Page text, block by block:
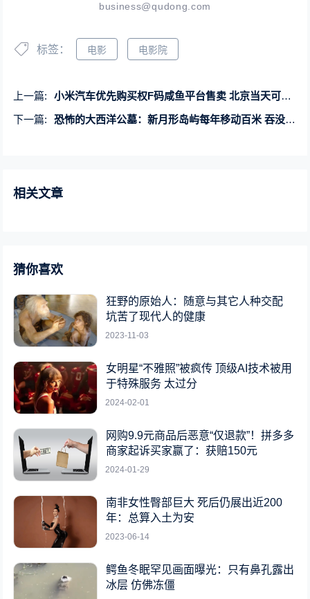
business@qudong.com
标签： 电影 电影院
上一篇:
小米汽车优先购买权F码咸鱼平台售卖 北京当天可提车：官方已辟谣没F码
下一篇:
恐怖的大西洋公墓：新月形岛屿每年移动百米 吞没无数船只
相关文章
猜你喜欢
狂野的原始人：随意与其它人种交配
坑苦了现代人的健康
2023-11-03
女明星“不雅照”被疯传 顶级AI技术被用
于特殊服务 太过分
2024-02-01
网购9.9元商品后恶意“仅退款”！拼多多
商家起诉买家赢了：获赔150元
2024-01-29
南非女性臀部巨大 死后仍展出近200
年：总算入土为安
2023-06-14
鳄鱼冬眠罕见画面曝光：只有鼻孔露出
冰层 仿佛冻僵